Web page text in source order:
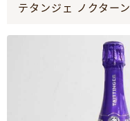
テタンジェ ノクターン